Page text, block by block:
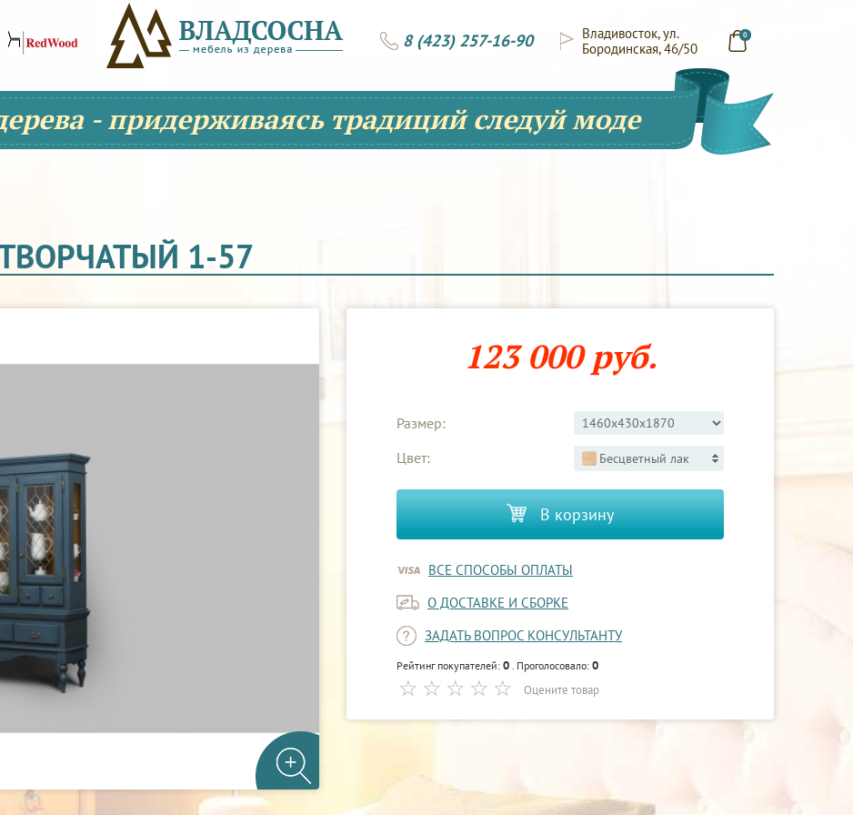
0
Владивосток, ул.
Бородинская, 46/50
8 (423) 257-16-90
- придерживаясь традиций следуй моде
1-57
123 000 руб.
Размер:
Цвет:
Бесцветный лак
В корзину
ВСЕ СПОСОБЫ ОПЛАТЫ
О ДОСТАВКЕ И СБОРКЕ
ЗАДАТЬ ВОПРОС КОНСУЛЬТАНТУ
Рейтинг покупателей: 0 . Проголосовало: 0
Оцените товар